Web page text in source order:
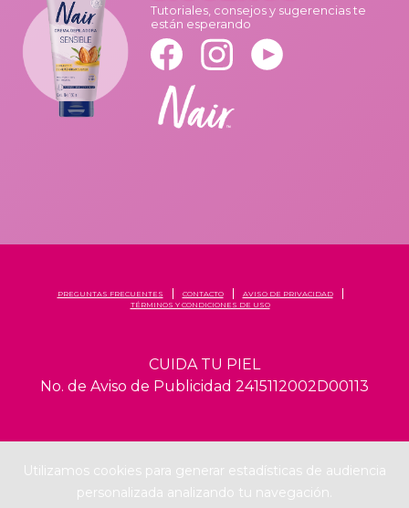
Tutoriales, consejos y sugerencias te
están esperando
PREGUNTAS FRECUENTES CONTACTO
AVISO DE PRIVACIDAD
TÉRMINOS Y CONDICIONES DE USO
CUIDA TU PIEL
No. de Aviso de Publicidad 2415112002D00113
Utilizamos cookies para generar estadísticas de audiencia
personalizada analizando tu navegación.